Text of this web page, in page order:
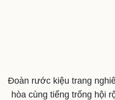
Đoàn rước kiệu trang
hòa cùng tiếng trống hội